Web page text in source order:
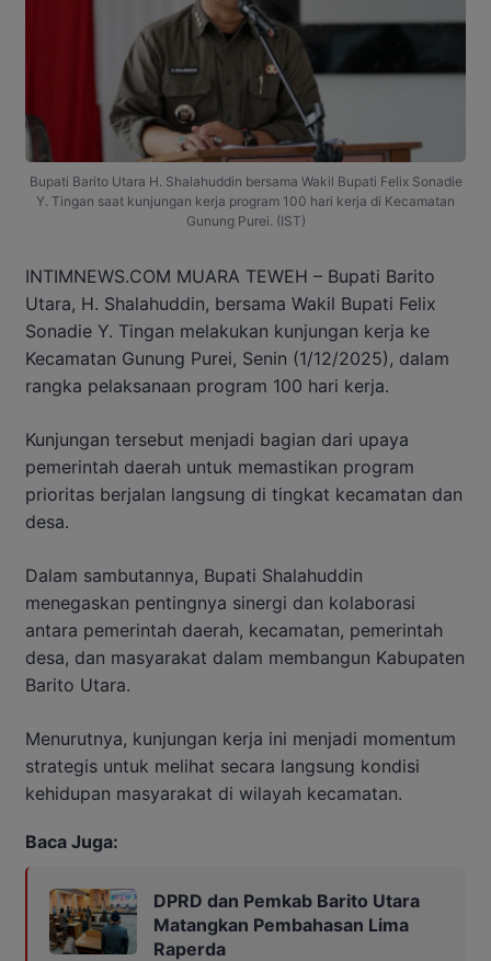
Bupati Barito Utara H. Shalahuddin bersama Wakil Bupati Felix Sonadie
Y. Tingan saat kunjungan kerja program 100 hari kerja di Kecamatan
Gunung Purei. (IST)
INTIMNEWS.COM MUARA TEWEH – Bupati Barito
Utara, H. Shalahuddin, bersama Wakil Bupati Felix
Sonadie Y. Tingan melakukan kunjungan kerja ke
Kecamatan Gunung Purei, Senin (1/12/2025), dalam
rangka pelaksanaan program 100 hari kerja.
Kunjungan tersebut menjadi bagian dari upaya
pemerintah daerah untuk memastikan program
prioritas berjalan langsung di tingkat kecamatan dan
desa.
Dalam sambutannya, Bupati Shalahuddin
menegaskan pentingnya sinergi dan kolaborasi
antara pemerintah daerah, kecamatan, pemerintah
desa, dan masyarakat dalam membangun Kabupaten
Barito Utara.
Menurutnya, kunjungan kerja ini menjadi momentum
strategis untuk melihat secara langsung kondisi
kehidupan masyarakat di wilayah kecamatan.
Baca Juga:
DPRD dan Pemkab Barito Utara
Matangkan Pembahasan Lima
Raperda